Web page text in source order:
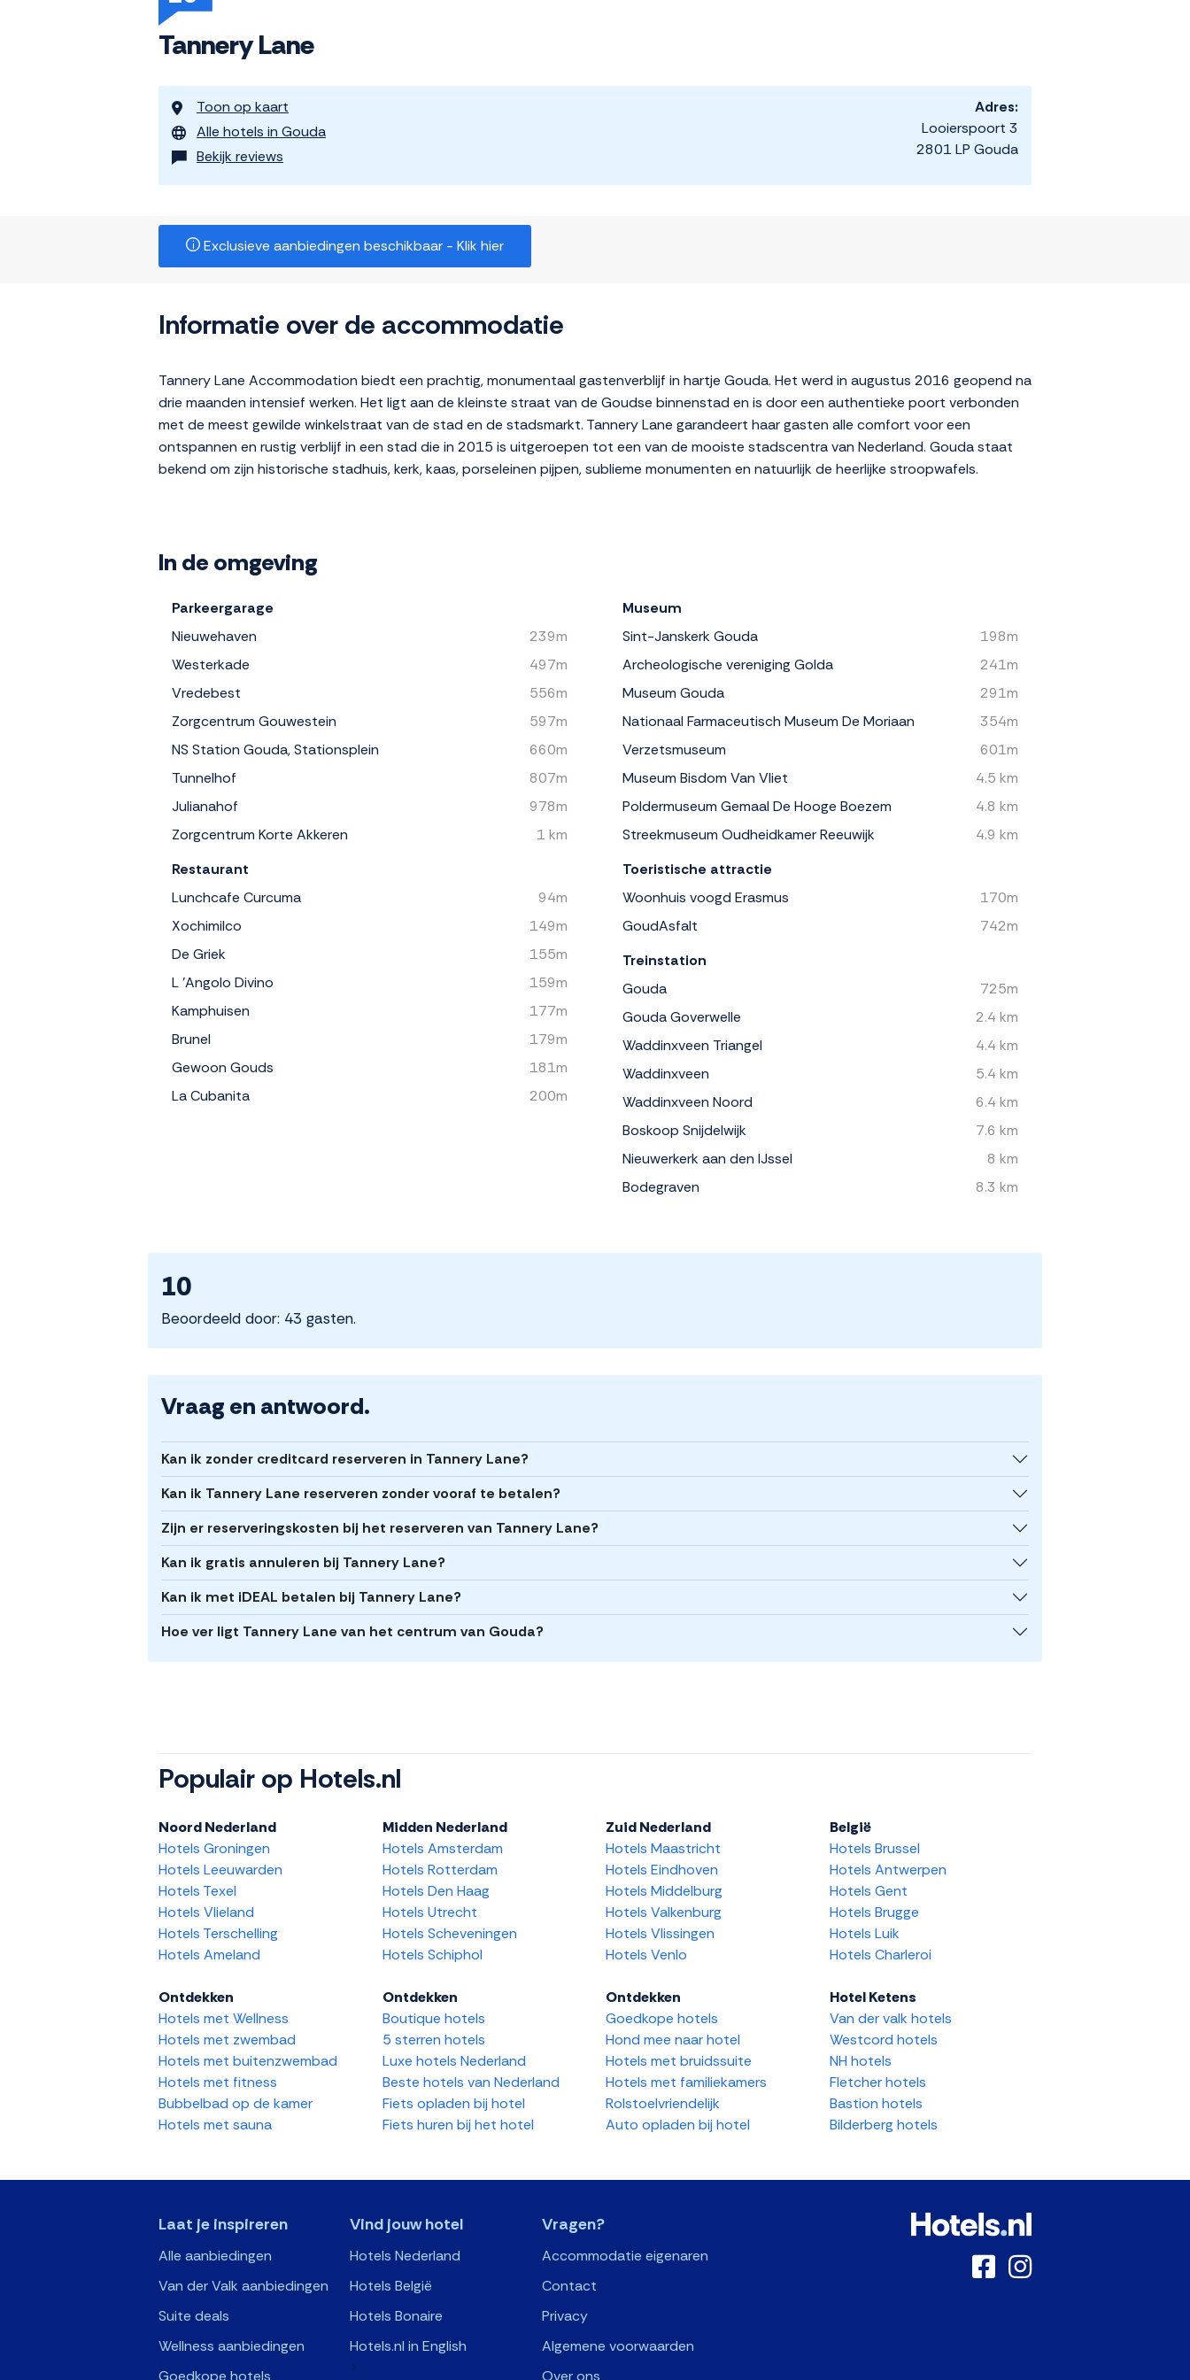
Tannery Lane
Toon op kaart
Alle hotels in Gouda
Bekijk reviews
Adres:
Looierspoort 3
2801 LP Gouda
Exclusieve aanbiedingen beschikbaar - Klik hier
Informatie over de accommodatie
Tannery Lane Accommodation biedt een prachtig, monumentaal gastenverblijf in hartje Gouda. Het werd in augustus 2016 geopend na
drie maanden intensief werken. Het ligt aan de kleinste straat van de Goudse binnenstad en is door een authentieke poort verbonden
met de meest gewilde winkelstraat van de stad en de stadsmarkt. Tannery Lane garandeert haar gasten alle comfort voor een
ontspannen en rustig verblijf in een stad die in 2015 is uitgeroepen tot een van de mooiste stadscentra van Nederland. Gouda staat
bekend om zijn historische stadhuis, kerk, kaas, porseleinen pijpen, sublieme monumenten en natuurlijk de heerlijke stroopwafels.
In de omgeving
Parkeergarage
Nieuwehaven
239m
Westerkade
497m
Vredebest
556m
Zorgcentrum Gouwestein
597m
NS Station Gouda, Stationsplein
660m
Tunnelhof
807m
Julianahof
978m
Zorgcentrum Korte Akkeren
1 km
Restaurant
Lunchcafe Curcuma
94m
Xochimilco
149m
De Griek
155m
L 'Angolo Divino
159m
Kamphuisen
177m
Brunel
179m
Gewoon Gouds
181m
La Cubanita
200m
Museum
Sint-Janskerk Gouda
198m
Archeologische vereniging Golda
241m
Museum Gouda
291m
Nationaal Farmaceutisch Museum De Moriaan
354m
Verzetsmuseum
601m
Museum Bisdom Van Vliet
4.5 km
Poldermuseum Gemaal De Hooge Boezem
4.8 km
Streekmuseum Oudheidkamer Reeuwijk
4.9 km
Toeristische attractie
Woonhuis voogd Erasmus
170m
GoudAsfalt
742m
Treinstation
Gouda
725m
Gouda Goverwelle
2.4 km
Waddinxveen Triangel
4.4 km
Waddinxveen
5.4 km
Waddinxveen Noord
6.4 km
Boskoop Snijdelwijk
7.6 km
Nieuwerkerk aan den IJssel
8 km
Bodegraven
8.3 km
10
Beoordeeld door: 43 gasten.
Vraag en antwoord.
Kan ik zonder creditcard reserveren in Tannery Lane?
Kan ik Tannery Lane reserveren zonder vooraf te betalen?
Zijn er reserveringskosten bij het reserveren van Tannery Lane?
Kan ik gratis annuleren bij Tannery Lane?
Kan ik met iDEAL betalen bij Tannery Lane?
Hoe ver ligt Tannery Lane van het centrum van Gouda?
Populair op Hotels.nl
Noord Nederland
Hotels Groningen
Hotels Leeuwarden
Hotels Texel
Hotels Vlieland
Hotels Terschelling
Hotels Ameland
Midden Nederland
Hotels Amsterdam
Hotels Rotterdam
Hotels Den Haag
Hotels Utrecht
Hotels Scheveningen
Hotels Schiphol
Zuid Nederland
Hotels Maastricht
Hotels Eindhoven
Hotels Middelburg
Hotels Valkenburg
Hotels Vlissingen
Hotels Venlo
België
Hotels Brussel
Hotels Antwerpen
Hotels Gent
Hotels Brugge
Hotels Luik
Hotels Charleroi
Ontdekken
Hotels met Wellness
Hotels met zwembad
Hotels met buitenzwembad
Hotels met fitness
Bubbelbad op de kamer
Hotels met sauna
Ontdekken
Boutique hotels
5 sterren hotels
Luxe hotels Nederland
Beste hotels van Nederland
Fiets opladen bij hotel
Fiets huren bij het hotel
Ontdekken
Goedkope hotels
Hond mee naar hotel
Hotels met bruidssuite
Hotels met familiekamers
Rolstoelvriendelijk
Auto opladen bij hotel
Hotel Ketens
Van der valk hotels
Westcord hotels
NH hotels
Fletcher hotels
Bastion hotels
Bilderberg hotels
Laat je inspireren
Alle aanbiedingen
Van der Valk aanbiedingen
Suite deals
Wellness aanbiedingen
Vind jouw hotel
Hotels Nederland
Hotels België
Hotels Bonaire
Hotels.nl in English
>
Vragen?
Accommodatie eigenaren
Contact
Privacy
Algemene voorwaarden